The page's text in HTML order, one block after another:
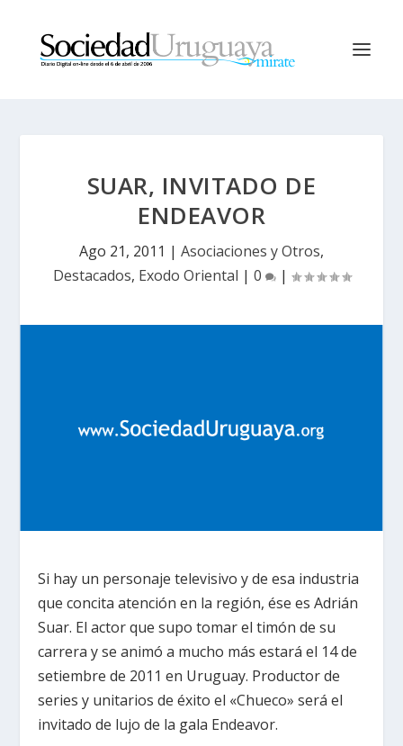
SUAR, INVITADO DE
ENDEAVOR
Ago 21, 2011 | Asociaciones y Otros,
Destacados, Exodo Oriental | 0 |
Si hay un personaje televisivo y de esa industria
que concita atención en la región, ése es Adrián
Suar. El actor que supo tomar el timón de su
carrera y se animó a mucho más estará el 14 de
setiembre de 2011 en Uruguay. Productor de
series y unitarios de éxito el «Chueco» será el
invitado de lujo de la gala Endeavor.